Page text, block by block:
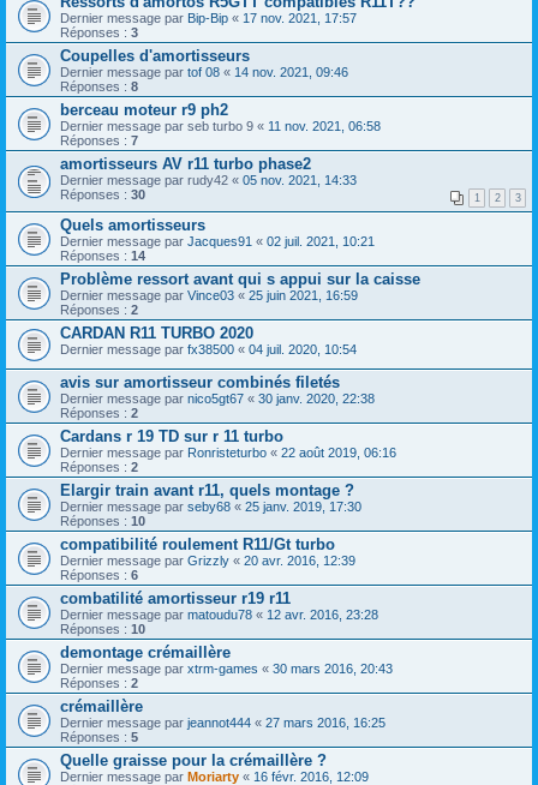
Dernier message par Bip-Bip « 17 nov. 2021, 17:57
Réponses : 3
Coupelles d'amortisseurs
Dernier message par tof 08 « 14 nov. 2021, 09:46
Réponses : 8
berceau moteur r9 ph2
Dernier message par seb turbo 9 « 11 nov. 2021, 06:58
Réponses : 7
amortisseurs AV r11 turbo phase2
Dernier message par rudy42 « 05 nov. 2021, 14:33
Réponses : 30 1 2 3
Quels amortisseurs
Dernier message par Jacques91 « 02 juil. 2021, 10:21
Réponses : 14
Problème ressort avant qui s appui sur la caisse
Dernier message par Vince03 « 25 juin 2021, 16:59
Réponses : 2
CARDAN R11 TURBO 2020
Dernier message par fx38500 « 04 juil. 2020, 10:54
avis sur amortisseur combinés filetés
Dernier message par nico5gt67 « 30 janv. 2020, 22:38
Réponses : 2
Cardans r 19 TD sur r 11 turbo
Dernier message par Ronristeturbo « 22 août 2019, 06:16
Réponses : 2
Elargir train avant r11, quels montage ?
Dernier message par seby68 « 25 janv. 2019, 17:30
Réponses : 10
compatibilité roulement R11/Gt turbo
Dernier message par Grizzly « 20 avr. 2016, 12:39
Réponses : 6
combatilité amortisseur r19 r11
Dernier message par matoudu78 « 12 avr. 2016, 23:28
Réponses : 10
demontage crémaillère
Dernier message par xtrm-games « 30 mars 2016, 20:43
Réponses : 2
crémaillère
Dernier message par jeannot444 « 27 mars 2016, 16:25
Réponses : 5
Quelle graisse pour la crémaillère ?
Dernier message par Moriarty « 16 févr. 2016, 12:09